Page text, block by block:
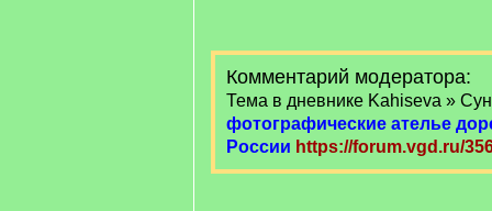
Комментарий модератора:
Тема в дневнике Kahiseva »
фотографические ателье
России https://forum.vgd.ru/